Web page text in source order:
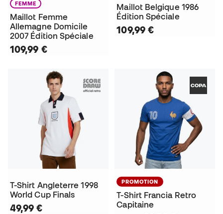
FEMME
Maillot Femme
Allemagne Domicile
2007 Édition Spéciale
109,99 €
Maillot Belgique 1986
Édition Spéciale
109,99 €
T-Shirt Angleterre 1998
World Cup Finals
49,99 €
PROMOTION
T-Shirt Francia Retro
Capitaine